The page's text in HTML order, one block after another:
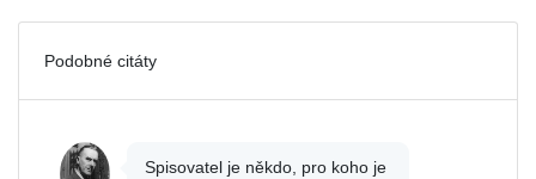
Podobné citáty
Spisovatel je někdo, pro koho je